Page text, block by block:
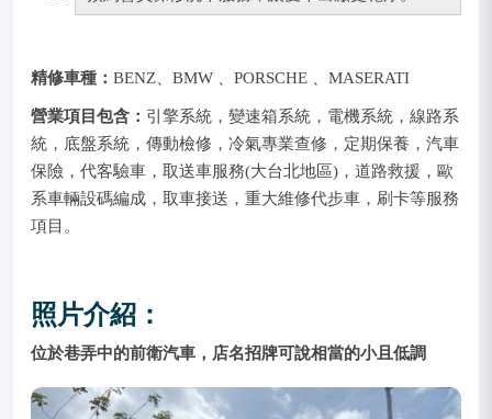
精修車種： BENZ、BMW 、PORSCHE 、MASERATI
營業項目包含： 引擎系統，變速箱系統，電機系統，線路系
統，底盤系統，傳動檢修，冷氣專業查修，定期保養，汽車
保險，代客驗車，取送車服務(大台北地區)，道路救援，歐
系車輛設碼編成，取車接送，重大維修代步車，刷卡等服務
項目。
照片介紹：
位於巷弄中的前衛汽車，店名招牌可說相當的小且低調